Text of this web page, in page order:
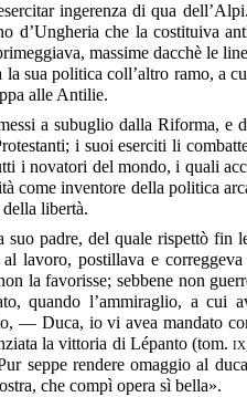
ingerenza di qua
d’Ungheria che la costituiva
massime dacchè le
sua politica coll’altro ramo, a
alle Antilie.
a subuglio dalla Riforma, e
i suoi eserciti li
i novatori del mondo, i quali
come inventore della politica
libertà.
suo padre, del quale rispettò fin
lavoro, postillava e correggeva
la favorisse; sebbene non
quando l’ammiraglio, a cui
— Duca, io vi avea mandato
la vittoria di Lépanto (tom.ix
seppe rendere omaggio al
che compì opera sì bella».